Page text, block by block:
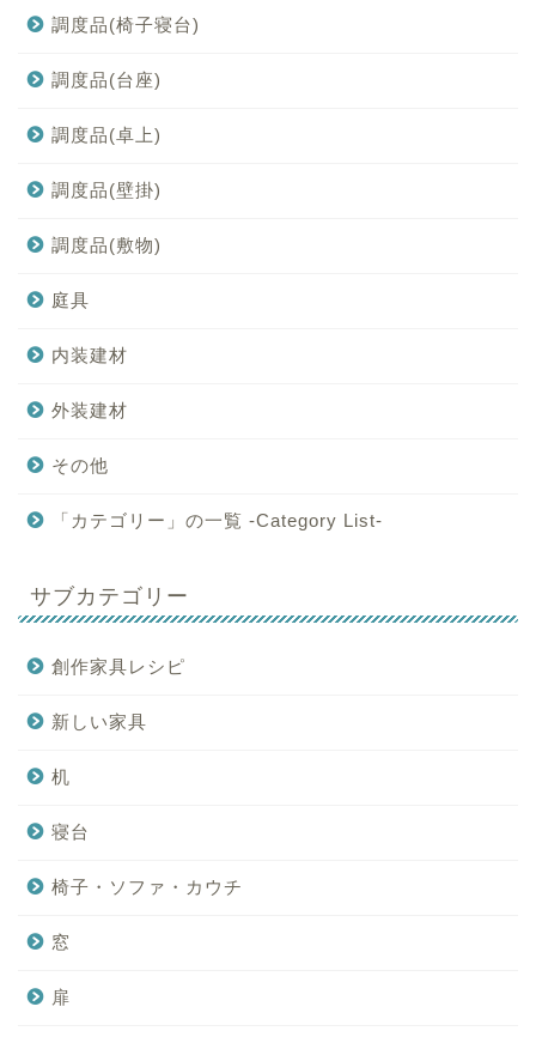
調度品(椅子寝台)
調度品(台座)
調度品(卓上)
調度品(壁掛)
調度品(敷物)
庭具
内装建材
外装建材
その他
「カテゴリー」の一覧 -Category List-
サブカテゴリー
創作家具レシピ
新しい家具
机
寝台
椅子・ソファ・カウチ
窓
扉